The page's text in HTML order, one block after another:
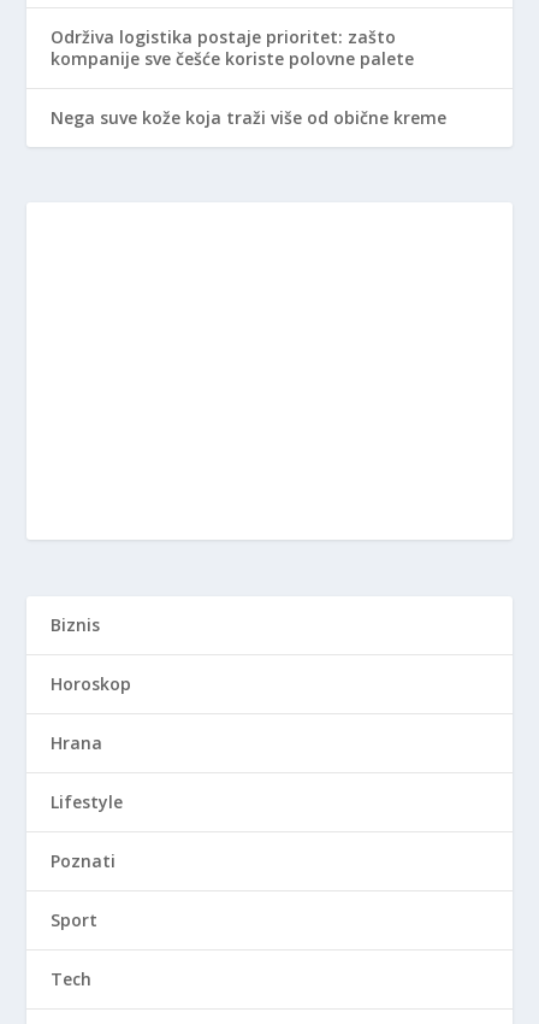
Održiva logistika postaje prioritet: zašto
kompanije sve češće koriste polovne palete
Nega suve kože koja traži više od obične kreme
Biznis
Horoskop
Hrana
Lifestyle
Poznati
Sport
Tech